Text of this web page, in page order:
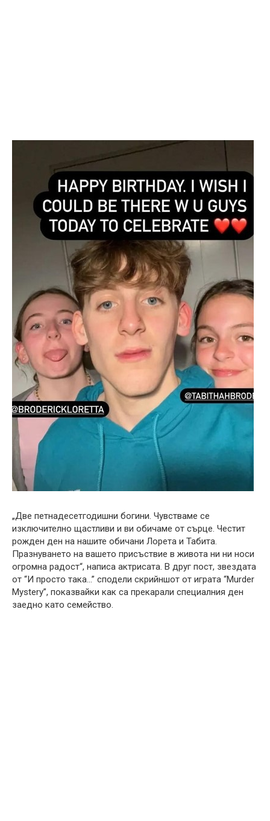
„Две петнадесетгодишни богини. Чувстваме се
изключително щастливи и ви обичаме от сърце. Честит
рожден ден на нашите обичани Лорета и Табита.
Празнуването на вашето присъствие в живота ни ни носи
огромна радост“, написа актрисата. В друг пост, звездата
от “И просто така…” сподели скрийншот от играта “Murder
Mystery”, показвайки как са прекарали специалния ден
заедно като семейство.